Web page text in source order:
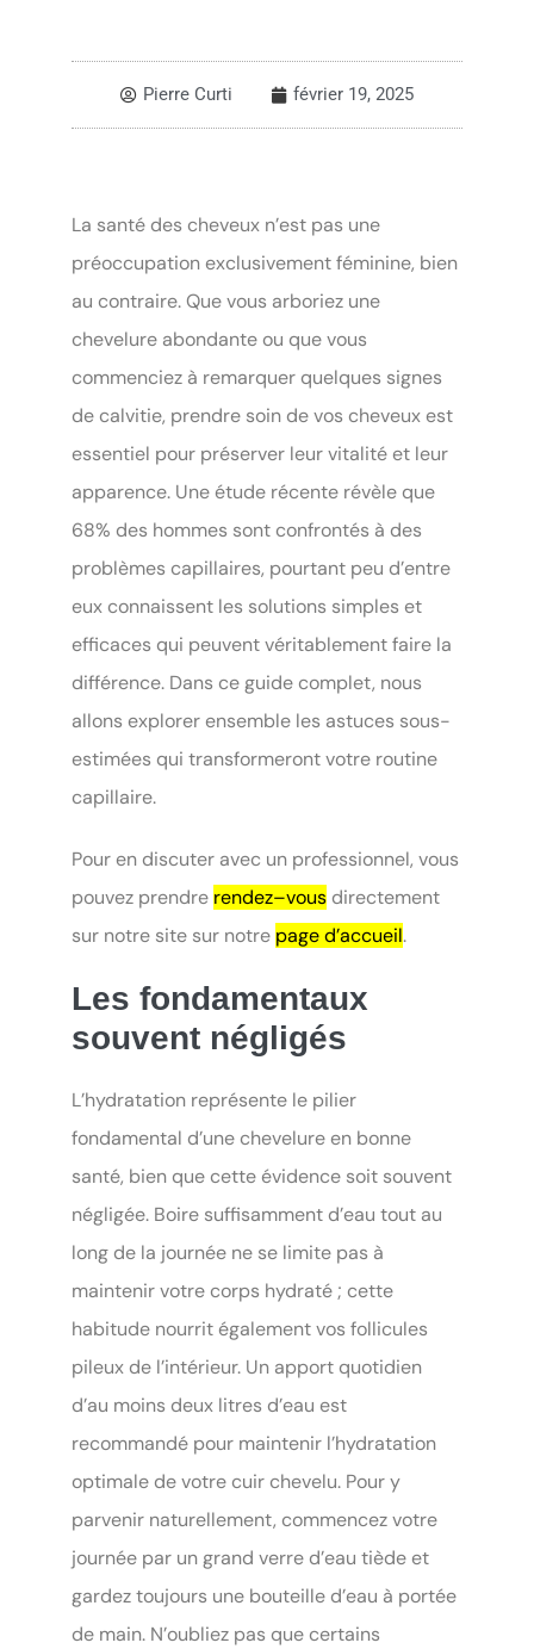
Pierre Curti février 19, 2025
La santé des cheveux n’est pas une
préoccupation exclusivement féminine, bien
au contraire. Que vous arboriez une
chevelure abondante ou que vous
commenciez à remarquer quelques signes
de calvitie, prendre soin de vos cheveux est
essentiel pour préserver leur vitalité et leur
apparence. Une étude récente révèle que
68% des hommes sont confrontés à des
problèmes capillaires, pourtant peu d’entre
eux connaissent les solutions simples et
efficaces qui peuvent véritablement faire la
différence. Dans ce guide complet, nous
allons explorer ensemble les astuces sous-
estimées qui transformeront votre routine
capillaire.
Pour en discuter avec un professionnel, vous
pouvez prendre rendez–vous directement
sur notre site sur notre page d’accueil.
Les fondamentaux
souvent négligés
L’hydratation représente le pilier
fondamental d’une chevelure en bonne
santé, bien que cette évidence soit souvent
négligée. Boire suffisamment d’eau tout au
long de la journée ne se limite pas à
maintenir votre corps hydraté ; cette
habitude nourrit également vos follicules
pileux de l’intérieur. Un apport quotidien
d’au moins deux litres d’eau est
recommandé pour maintenir l’hydratation
optimale de votre cuir chevelu. Pour y
parvenir naturellement, commencez votre
journée par un grand verre d’eau tiède et
gardez toujours une bouteille d’eau à portée
de main. N’oubliez pas que certains